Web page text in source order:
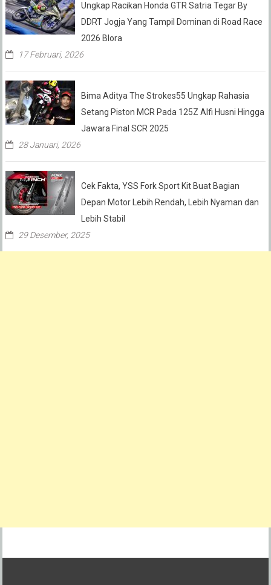
Ungkap Racikan Honda GTR Satria Tegar By
DDRT Jogja Yang Tampil Dominan di Road Race
2026 Blora
17 Februari, 2026
Bima Aditya The Strokes55 Ungkap Rahasia
Setang Piston MCR Pada 125Z Alfi Husni Hingga
Jawara Final SCR 2025
28 Januari, 2026
Cek Fakta, YSS Fork Sport Kit Buat Bagian
Depan Motor Lebih Rendah, Lebih Nyaman dan
Lebih Stabil
29 Desember, 2025